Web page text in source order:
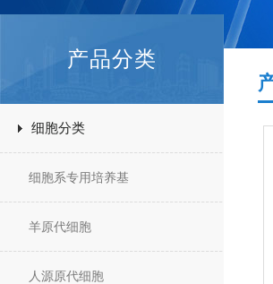
产品分类
细胞分类
细胞系专用培养基
羊原代细胞
人源原代细胞